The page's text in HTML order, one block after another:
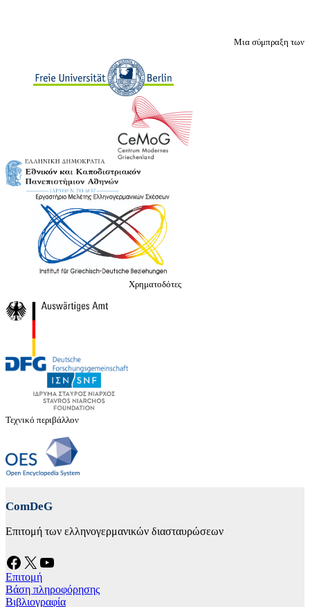
Μια σύμπραξη των
Χρηματοδότες
Τεχνικό περιβάλλον
ComDeG
Επιτομή των ελληνογερμανικών διασταυρώσεων
Facebook X YouTube
Επιτομή
Βάση πληροφόρησης
Βιβλιογραφία